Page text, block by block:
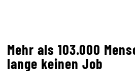
Mehr als 103.000
lange keinen Job